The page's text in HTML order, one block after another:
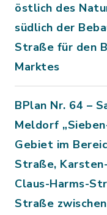
östlich des
südlich der
Straße für den
Marktes
BPlan Nr. 64 –
Meldorf
Gebiet im
Straße,
Claus-Harms-
Straße